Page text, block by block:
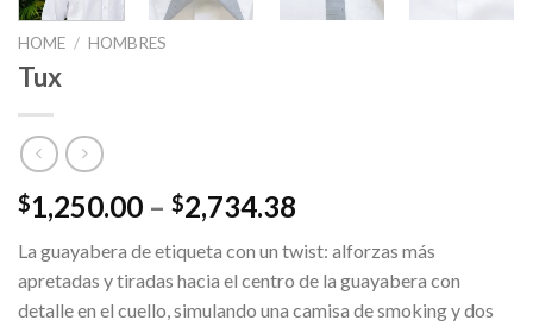
HOME / HOMBRES
Tux
$1,250.00 – $2,734.38
La guayabera de etiqueta con un twist: alforzas más
apretadas y tiradas hacia el centro de la guayabera con
detalle en el cuello, simulando una camisa de smoking y dos